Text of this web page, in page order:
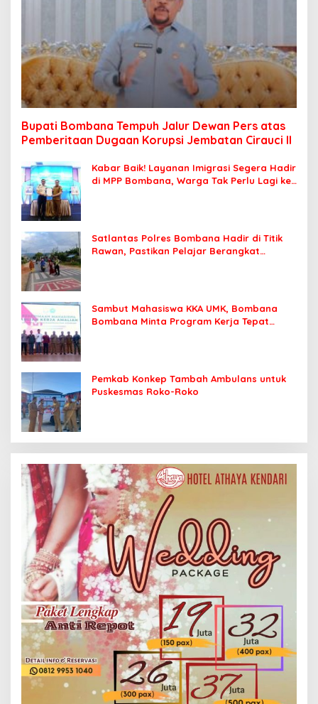
Bupati Bombana Tempuh Jalur Dewan Pers atas
Pemberitaan Dugaan Korupsi Jembatan Cirauci II
Kabar Baik! Layanan Imigrasi Segera Hadir
di MPP Bombana, Warga Tak Perlu Lagi ke
Satlantas Polres Bombana Hadir di Titik
Rawan, Pastikan Pelajar Berangkat
Sambut Mahasiswa KKA UMK, Bombana
Bombana Minta Program Kerja Tepat
Pemkab Konkep Tambah Ambulans untuk
Puskesmas Roko-Roko